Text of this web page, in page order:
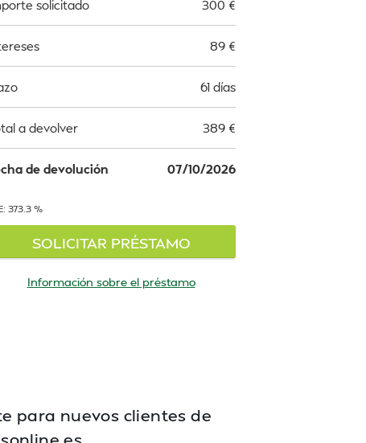
solicitado 300 €
89 €
61 días
a devolver 389 €
de devolución 07/10/2026
373.3 %
SOLICITAR PRÉSTAMO
Información sobre el préstamo
para nuevos clientes de